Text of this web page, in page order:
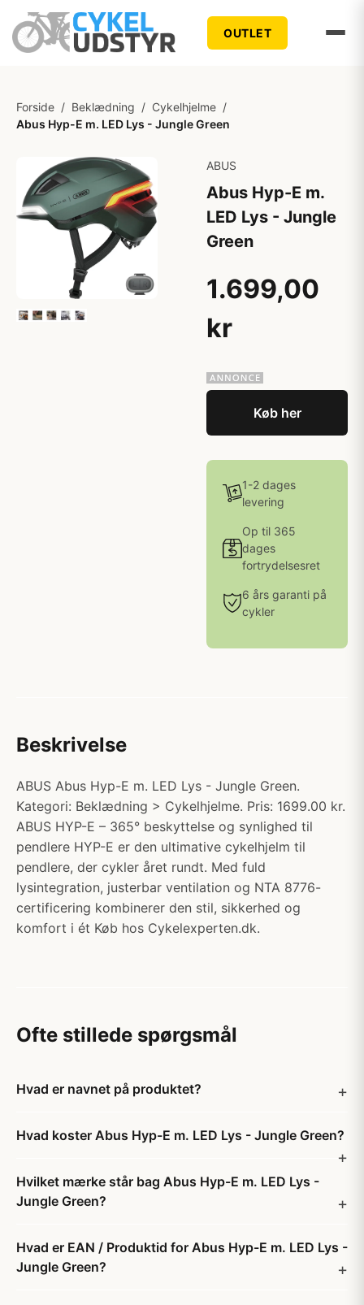
OUTLET
Forside / Beklædning / Cykelhjelme /
Abus Hyp-E m. LED Lys - Jungle Green
ABUS
Abus Hyp-E m.
LED Lys - Jungle
Green
1.699,00
kr
Køb her
1-2 dages
levering
Op til 365
dages
fortrydelsesret
6 års garanti på
cykler
Beskrivelse
ABUS Abus Hyp-E m. LED Lys - Jungle Green.
Kategori: Beklædning > Cykelhjelme. Pris: 1699.00 kr.
ABUS HYP-E – 365° beskyttelse og synlighed til
pendlere HYP-E er den ultimative cykelhjelm til
pendlere, der cykler året rundt. Med fuld
lysintegration, justerbar ventilation og NTA 8776-
certificering kombinerer den stil, sikkerhed og
komfort i ét Køb hos Cykelexperten.dk.
Ofte stillede spørgsmål
Hvad er navnet på produktet?
Hvad koster Abus Hyp-E m. LED Lys - Jungle Green?
Hvilket mærke står bag Abus Hyp-E m. LED Lys -
Jungle Green?
Hvad er EAN / Produktid for Abus Hyp-E m. LED Lys -
Jungle Green?